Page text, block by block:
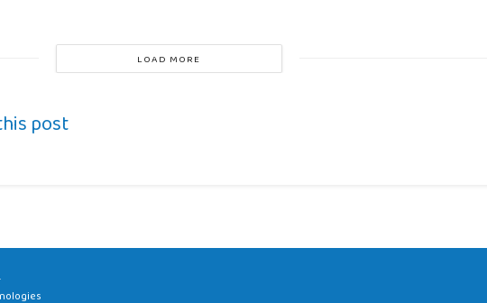
LOAD MORE
post